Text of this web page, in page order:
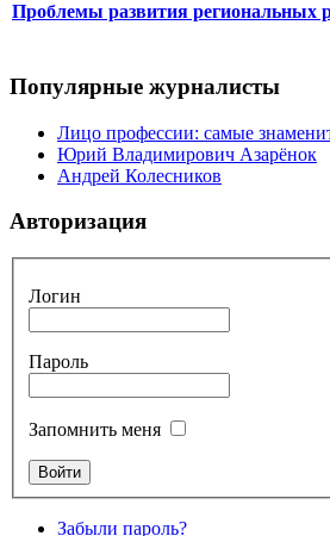
Проблемы развития
Популярные журналисты
Лицо профессии: самые
Юрий Владимирович Азарёнок
Андрей Колесников
Авторизация
Логин
Пароль
Запомнить меня
Забыли пароль?